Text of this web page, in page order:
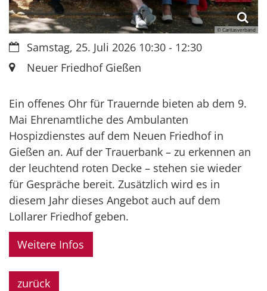
© Caritasverband
Datum:Samstag, 25. Juli 2026 10:30 - 12:30
Ort: Neuer Friedhof Gießen
Ein offenes Ohr für Trauernde bieten ab dem 9.
Mai Ehrenamtliche des Ambulanten
Hospizdienstes auf dem Neuen Friedhof in
Gießen an. Auf der Trauerbank – zu erkennen an
der leuchtend roten Decke – stehen sie wieder
für Gespräche bereit. Zusätzlich wird es in
diesem Jahr dieses Angebot auch auf dem
Lollarer Friedhof geben.
Weitere Infos
zurück